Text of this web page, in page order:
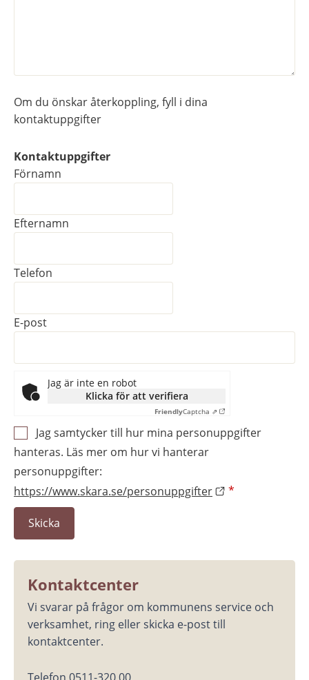
Om du önskar återkoppling, fyll i dina
kontaktuppgifter
Kontaktuppgifter
Kontaktuppgifter
Förnamn
Efternamn
Telefon
E-post
Jag är inte en robot
Klicka för att verifiera
FriendlyCaptcha ⇗
Jag samtycker till hur mina personuppgifter
hanteras. Läs mer om hur vi hanterar
personuppgifter:
https://www.skara.se/personuppgifter
*
Kontaktcenter
Vi svarar på frågor om kommunens service och
verksamhet, ring eller skicka e-post till
kontaktcenter.